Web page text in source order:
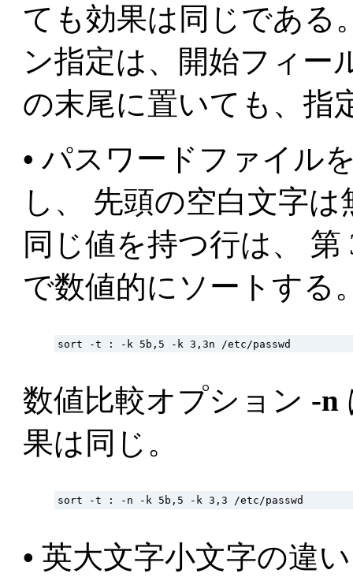
ても効果は同じである
ン指定は、開始フィー
の末尾に置いても、指
• パスワードファイル
し、 先頭の空白文字
同じ値を持つ行は、
で数値的にソートする
数値比較オプション -n
果は同じ。
• 英大文字小文字の違